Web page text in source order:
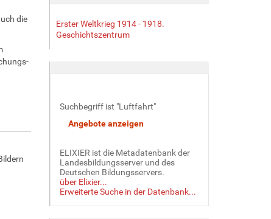
die
Erster Weltkrieg 1914 - 1918.
Geschichtszentrum
Suchbegriff ist "Luftfahrt"
ELIXIER ist die Metadatenbank der
Landesbildungsserver und des
Deutschen Bildungsservers.
über Elixier...
Erweiterte Suche in der Datenbank...